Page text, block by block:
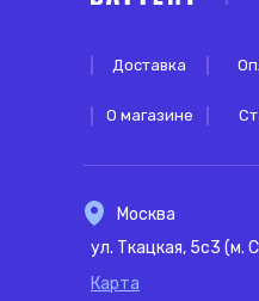
Доставка
О магазине
Москва
ул. Ткацкая, 5с3 (м.
Карта